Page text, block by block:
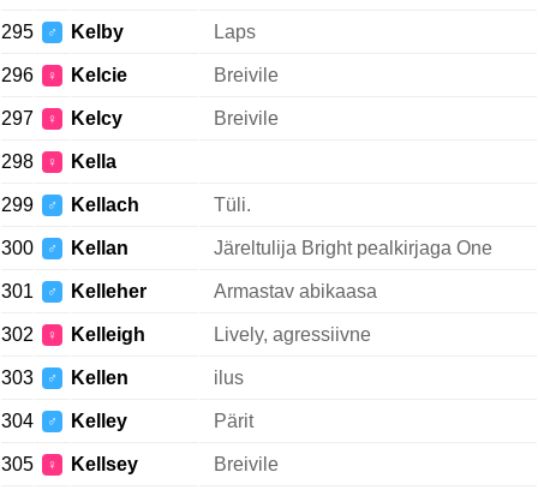
295 ♂ Kelby Laps
296 ♀ Kelcie Breivile
297 ♀ Kelcy Breivile
298 ♀ Kella
299 ♂ Kellach Tüli.
300 ♂ Kellan Järeltulija Bright pealkirjaga One
301 ♂ Kelleher Armastav abikaasa
302 ♀ Kelleigh Lively, agressiivne
303 ♂ Kellen ilus
304 ♂ Kelley Pärit
305 ♀ Kellsey Breivile